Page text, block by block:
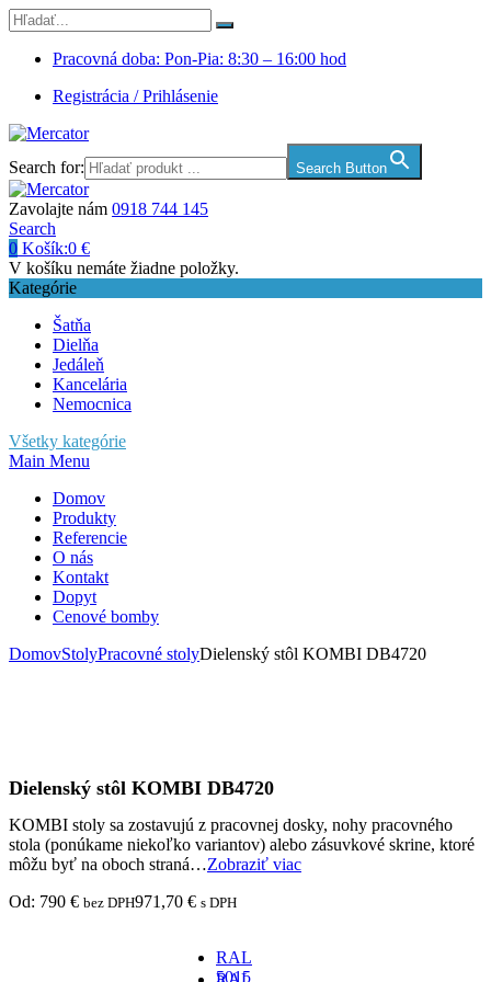
Pracovná doba: Pon-Pia: 8:30 – 16:00 hod
Registrácia / Prihlásenie
Search for: Search Button
Zavolajte nám 0918 744 145
Search
0 Košík:0 €
V košíku nemáte žiadne položky.
Kategórie
Šatňa
Dielňa
Jedáleň
Kancelária
Nemocnica
Všetky kategórie
Main Menu
Domov
Produkty
Referencie
O nás
Kontakt
Dopyt
Cenové bomby
DomovStolyPracovné stolyDielenský stôl KOMBI DB4720
Dielenský stôl KOMBI DB4720
KOMBI stoly sa zostavujú z pracovnej dosky, nohy pracovného
stola (ponúkame niekoľko variantov) alebo zásuvkové skrine, ktoré
môžu byť na oboch straná…Zobraziť viac
Od: 790 € bez DPH971,70 € s DPH
RAL
5015